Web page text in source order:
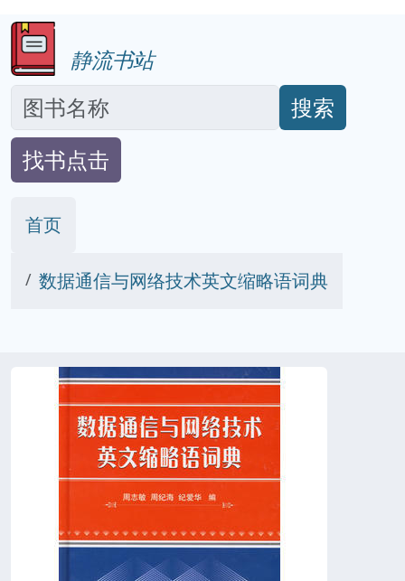
静流书站
搜索
找书点击
首页
数据通信与网络技术英文缩略语词典